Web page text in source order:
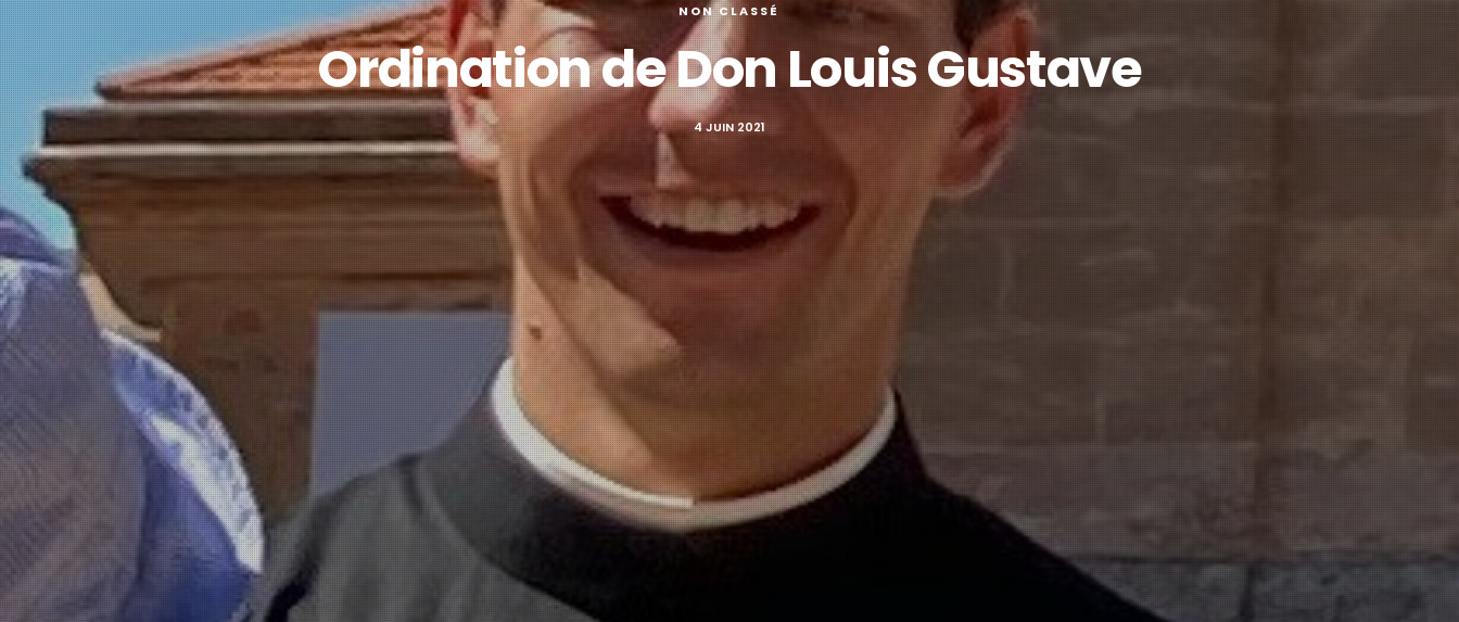
NON CLASSÉ
Ordination de Don Louis Gustave
4 JUIN 2021